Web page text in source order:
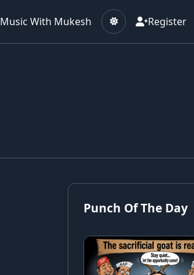
Music With Mukesh Register
Punch Of The Day